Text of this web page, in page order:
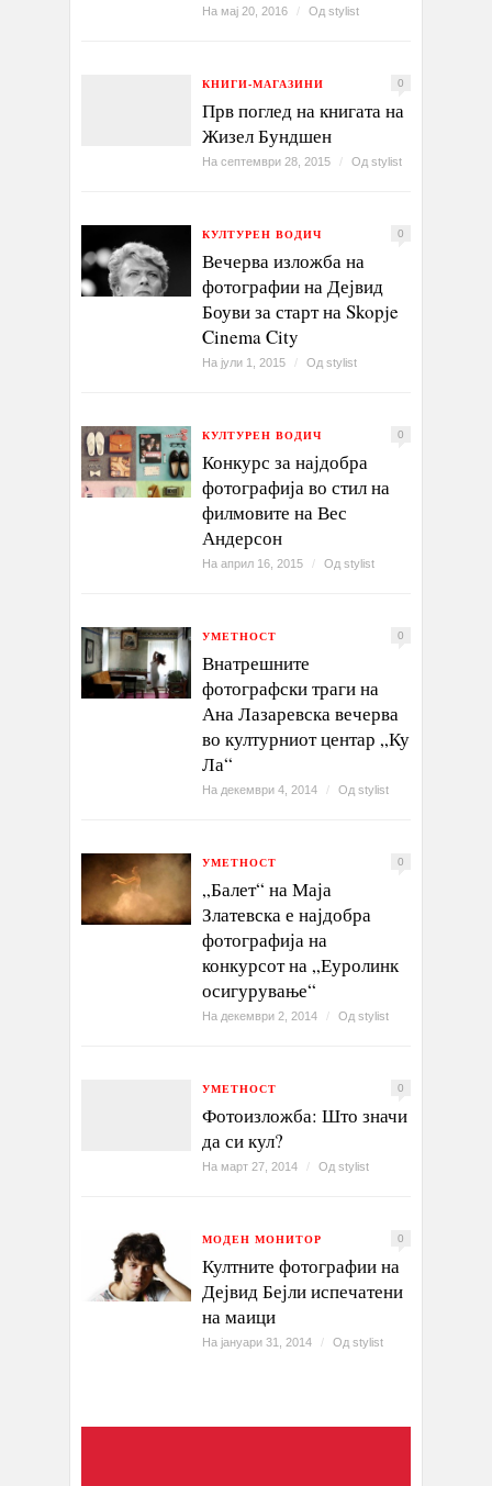
На мај 20, 2016 / Од stylist
КНИГИ-МАГАЗИНИ 0
Прв поглед на книгата на
Жизел Бундшен
На септември 28, 2015 / Од stylist
КУЛТУРЕН ВОДИЧ 0
Вечерва изложба на
фотографии на Дејвид
Боуви за старт на Skopje
Cinema City
На јули 1, 2015 / Од stylist
КУЛТУРЕН ВОДИЧ 0
Конкурс за најдобра
фотографија во стил на
филмовите на Вес
Андерсон
На април 16, 2015 / Од stylist
УМЕТНОСТ 0
Внатрешните
фотографски траги на
Ана Лазаревска вечерва
во културниот центар „Ку
Ла“
На декември 4, 2014 / Од stylist
УМЕТНОСТ 0
„Балет“ на Маја
Златевска е најдобра
фотографија на
конкурсот на „Еуролинк
осигурување“
На декември 2, 2014 / Од stylist
УМЕТНОСТ 0
Фотоизложба: Што значи
да си кул?
На март 27, 2014 / Од stylist
МОДЕН МОНИТОР 0
Култните фотографии на
Дејвид Бејли испечатени
на маици
На јануари 31, 2014 / Од stylist